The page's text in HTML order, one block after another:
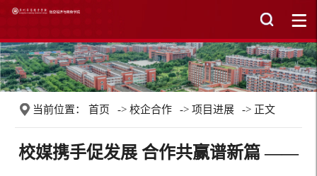
当前位置： 首页 -> 校企合作 -> 项目进展 -> 正文
校媒携手促发展 合作共赢谱新篇 ——